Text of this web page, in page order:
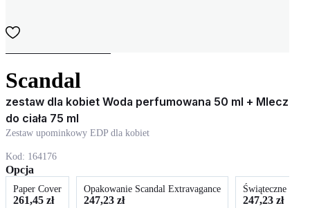
Scandal
zestaw dla kobiet Woda perfumowana 50 ml + Mleczko
do ciała 75 ml
Zestaw upominkowy EDP dla kobiet
Kod: 164176
Opcja
Paper Cover
261,45 zł
Opakowanie Scandal Extravagance
247,23 zł
Świąteczne
247,23 zł